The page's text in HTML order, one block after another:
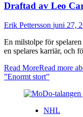
Draftad av Leo
Erik Pettersson juni 27,
En milstolpe för
en spelares karriär, och
Read MoreRead more
”Enormt stort”
NHL